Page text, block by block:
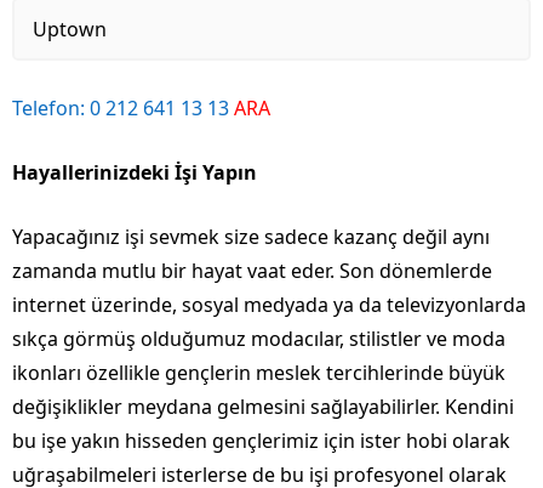
Uptown
Telefon: 0 212 641 13 13ARA
Hayallerinizdeki İşi Yapın
Yapacağınız işi sevmek size sadece kazanç değil aynı
zamanda mutlu bir hayat vaat eder. Son dönemlerde
internet üzerinde, sosyal medyada ya da televizyonlarda
sıkça görmüş olduğumuz modacılar, stilistler ve moda
ikonları özellikle gençlerin meslek tercihlerinde büyük
değişiklikler meydana gelmesini sağlayabilirler. Kendini
bu işe yakın hisseden gençlerimiz için ister hobi olarak
uğraşabilmeleri isterlerse de bu işi profesyonel olarak